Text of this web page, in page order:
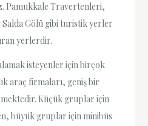
Pamukkale Travertenleri,
Gölü gibi turistik yerler
yerlerdir.
isteyenler için birçok
araç firmaları, geniş bir
Küçük gruplar için
büyük gruplar için minibüs